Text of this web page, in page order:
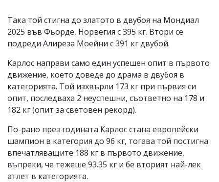
Така той стигна до златото в двубоя на Мондиал
2025 във Фьорде, Норвегия с 395 кг. Втори се
подреди Алиреза Моейни с 391 кг двубой.
Карлос направи само един успешен опит в първото
движение, което доведе до драма в двубоя в
категорията. Той изхвърли 173 кг при първия си
опит, последваха 2 неуспешни, съответно на 178 и
182 кг (опит за световен рекорд).
По-рано през годината Карлос стана европейски
шампион в категория до 96 кг, тогава той постигна
впечатляващите 188 кг в първото движение,
въпреки, че тежеше 93.35 кг и бе вторият най-лек
атлет в категорията.